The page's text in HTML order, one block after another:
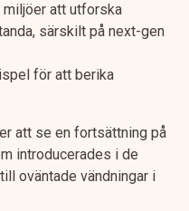
miljöer att utforska
särskilt på next-gen
för att berika
att se en fortsättning på
introducerades i de
oväntade vändningar i